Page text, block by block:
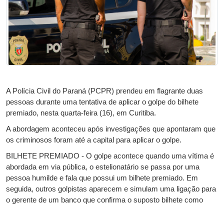
A Polícia Civil do Paraná (PCPR) prendeu em flagrante duas
pessoas durante uma tentativa de aplicar o golpe do bilhete
premiado, nesta quarta-feira (16), em Curitiba.
A abordagem aconteceu após investigações que apontaram que
os criminosos foram até a capital para aplicar o golpe.
BILHETE PREMIADO - O golpe acontece quando uma vítima é
abordada em via pública, o estelionatário se passa por uma
pessoa humilde e fala que possui um bilhete premiado. Em
seguida, outros golpistas aparecem e simulam uma ligação para
o gerente de um banco que confirma o suposto bilhete como